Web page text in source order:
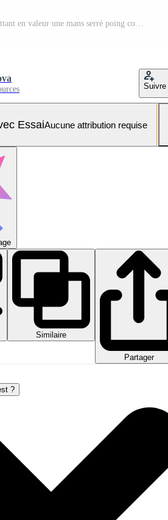
ai généré une photo mettant en valeur une mans serré poing contre une rigide noir Contexte. le image souligne pouvoir, résilience, et détermination Photo Pro
Suivre
EssaiAucune attribution requise
Similaire
Partager
?